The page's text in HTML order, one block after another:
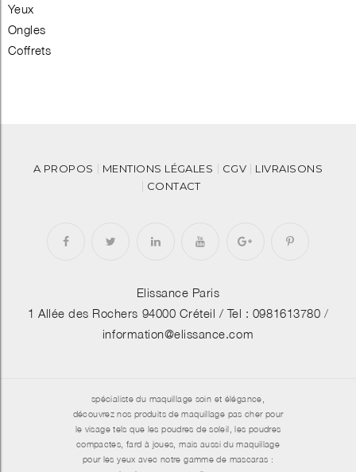
Yeux
Ongles
Coffrets
A PROPOS MENTIONS LÉGALES CGV
LIVRAISONS
CONTACT
Elissance Paris
1 Allée des Rochers 94000 Créteil / Tel : 0981613780 /
information@elissance.com
spécialiste du maquillage soin et élégance,
découvrez nos produits de maquillage pas cher pour
le visage tels que les poudres de soleil, les poudres
compactes, fard à joues, mais aussi du maquillage
pour les yeux avec notre gamme de mascaras :